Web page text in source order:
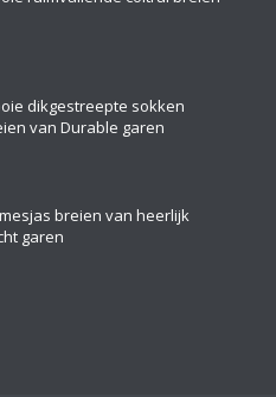
dikgestreepte sokken
van Durable garen
breien van heerlijk
garen